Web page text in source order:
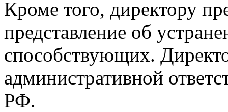
Кроме того, директору
представление об
способствующих.
административной
РФ.